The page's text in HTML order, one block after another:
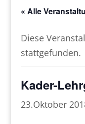
« Alle
Diese
stattgefunden.
Kader-
23.Oktober